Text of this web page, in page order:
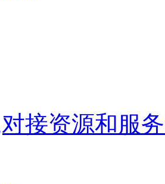
接资源和服